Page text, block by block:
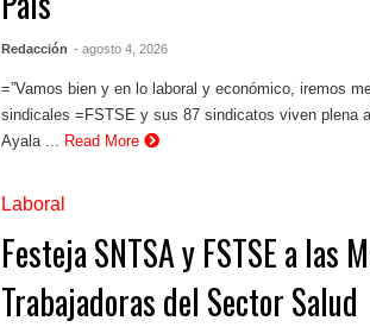
Redacción - agosto 4, 2026
=”Vamos bien y en lo laboral y económico, iremos
sindicales =FSTSE y sus 87 sindicatos viven plena
Ayala ...
Read More
Laboral
Festeja SNTSA y FSTSE a las
Trabajadoras del Sector Salud